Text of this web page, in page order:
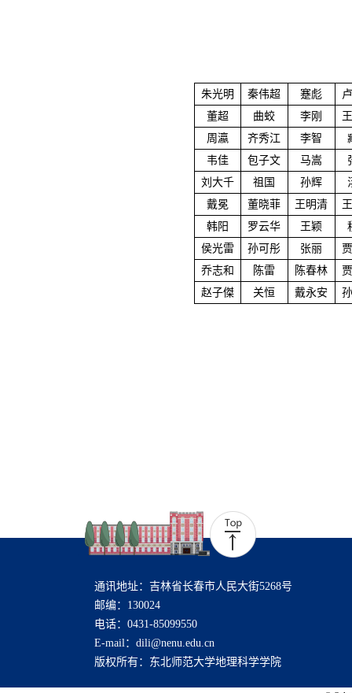
朱光明 秦伟超 蹇彪
董超
曲蛟 李刚
周瀛
齐秀江 李智
韦佳
包子文 马嵩
刘大千
祖国 孙辉
戴冕
董晓菲 王明清
韩阳
罗云华 王颖
侯光雷
孙可彤 张丽
乔志和
陈雷 陈春林
赵子傑
关恒 戴永安
通讯地址：吉林省长春市人民大街5268号
邮编：130024
电话：0431-85099550
E-mail：dili@nenu.edu.cn
版权所有：东北师范大学地理科学学院